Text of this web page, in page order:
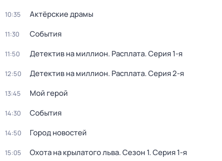
10:35 Актёрские драмы
11:30 События
11:50 Детектив на миллион. Расплата. Серия 1-я
12:50 Детектив на миллион. Расплата. Серия 2-я
13:45 Мой герой
14:30 События
14:50 Город новостей
15:05 Охота на крылатого льва. Сезон 1. Серия 1-я